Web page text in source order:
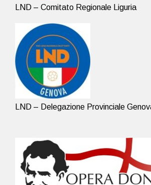
LND – Comitato Regionale Liguria
LND – Delegazione Provinciale